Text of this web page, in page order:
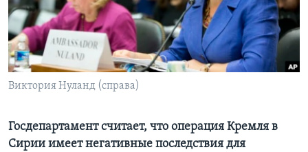
Learning English
СОЦИАЛЬНЫЕ СЕТИ
Языки
Виктория Нуланд (справа)
Госдепартамент считает, что операция Кремля в
Сирии имеет негативные последствия для